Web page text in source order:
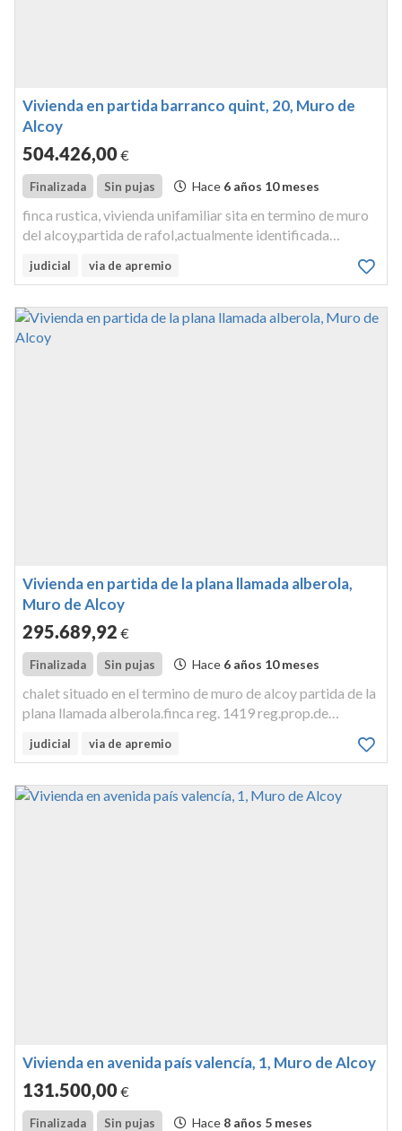
Vivienda en partida barranco quint, 20, Muro de
Alcoy
504.426,00€
Finalizada Sin pujas Hace 6 años 10 meses
finca rustica, vivienda unifamiliar sita en termino de muro
del alcoy,partida de rafol,actualmente identificada
reg.3.043 reg.prop.cocentaina, inscrita al tomo 1029,libro
judicial via de apremio
Vivienda en partida de la plana llamada alberola,
Muro de Alcoy
295.689,92 €
Finalizada Sin pujas Hace 6 años 10 meses
chalet situado en el termino de muro de alcoy partida de la
plana llamada alberola.finca reg. 1419 reg.prop.de
chalet consta de semisotano, planta baja y piso
judicial via de apremio
Vivienda en avenida país valencía, 1, Muro de Alcoy
131.500,00€
Finalizada Sin pujas Hace 8 años 5 meses